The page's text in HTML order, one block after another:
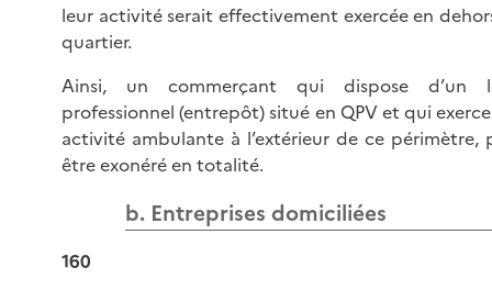
leur activité serait effectivement exercée en
quartier.
Ainsi, un commerçant qui dispose d’un
professionnel (entrepôt) situé en QPV et qui
activité ambulante à l’extérieur de ce périmètre,
être exonéré en totalité.
b. Entreprises domiciliées
160